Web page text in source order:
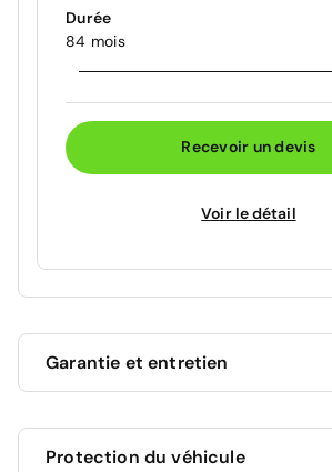
Durée
84 mois
Recevoir un devis
Voir le détail
Garantie et entretien
mois à compter de la date de livraison.
Protection du véhicule